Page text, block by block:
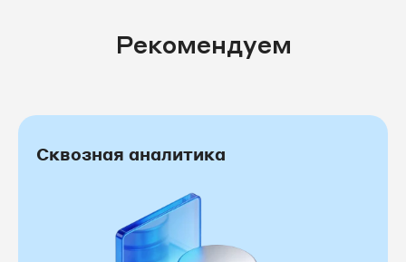
Рекомендуем
Сквозная аналитика